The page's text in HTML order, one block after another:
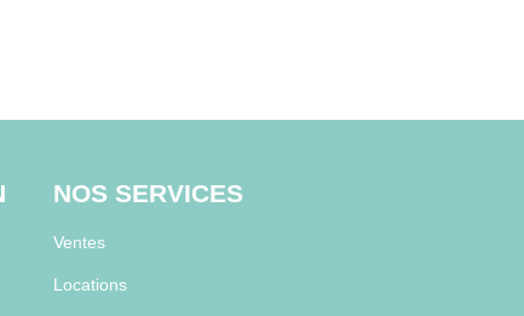
NOS SERVICES
Ventes
Locations